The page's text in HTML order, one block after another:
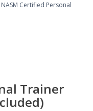
NASM Certified Personal
Trainer